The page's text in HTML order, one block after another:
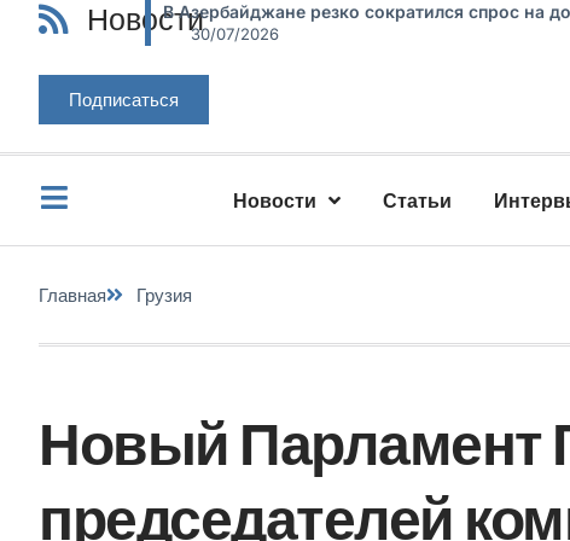
НовостиВ Азербайджане резко сократился спрос на
30/07/2026
Подписаться
Новости Статьи
Главная Грузия
Новый Парламент
председателей